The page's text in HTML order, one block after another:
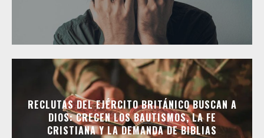
RECLUTAS DEL EJÉRCITO BRITÁNICO BUSCAN A
DIOS: CRECEN LOS BAUTISMOS, LA FE
CRISTIANA Y LA DEMANDA DE BIBLIAS